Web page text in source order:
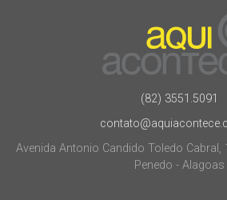
(82) 3551.5091
Avenida Antonio Candido Toledo Cabral,
Penedo - Alagoas